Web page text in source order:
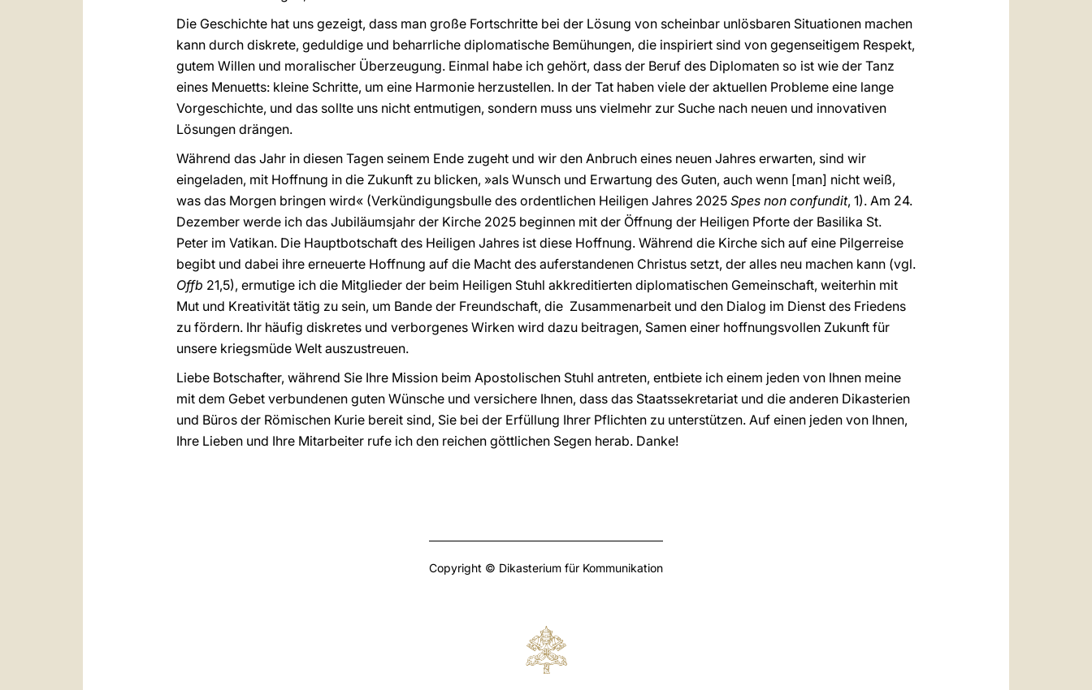
Die Geschichte hat uns gezeigt, dass man große Fortschritte bei der Lösung von scheinbar unlösbaren Situationen machen
kann durch diskrete, geduldige und beharrliche diplomatische Bemühungen, die inspiriert sind von gegenseitigem Respekt,
gutem Willen und moralischer Überzeugung. Einmal habe ich gehört, dass der Beruf des Diplomaten so ist wie der Tanz
eines Menuetts: kleine Schritte, um eine Harmonie herzustellen. In der Tat haben viele der aktuellen Probleme eine lange
Vorgeschichte, und das sollte uns nicht entmutigen, sondern muss uns vielmehr zur Suche nach neuen und innovativen
Lösungen drängen.
Während das Jahr in diesen Tagen seinem Ende zugeht und wir den Anbruch eines neuen Jahres erwarten, sind wir
eingeladen, mit Hoffnung in die Zukunft zu blicken, »als Wunsch und Erwartung des Guten, auch wenn [man] nicht weiß,
was das Morgen bringen wird« (Verkündigungsbulle des ordentlichen Heiligen Jahres 2025 Spes non confundit, 1). Am 24.
Dezember werde ich das Jubiläumsjahr der Kirche 2025 beginnen mit der Öffnung der Heiligen Pforte der Basilika St.
Peter im Vatikan. Die Hauptbotschaft des Heiligen Jahres ist diese Hoffnung. Während die Kirche sich auf eine Pilgerreise
begibt und dabei ihre erneuerte Hoffnung auf die Macht des auferstandenen Christus setzt, der alles neu machen kann (vgl.
Offb 21,5), ermutige ich die Mitglieder der beim Heiligen Stuhl akkreditierten diplomatischen Gemeinschaft, weiterhin mit
Mut und Kreativität tätig zu sein, um Bande der Freundschaft, die Zusammenarbeit und den Dialog im Dienst des Friedens
zu fördern. Ihr häufig diskretes und verborgenes Wirken wird dazu beitragen, Samen einer hoffnungsvollen Zukunft für
unsere kriegsmüde Welt auszustreuen.
Liebe Botschafter, während Sie Ihre Mission beim Apostolischen Stuhl antreten, entbiete ich einem jeden von Ihnen meine
mit dem Gebet verbundenen guten Wünsche und versichere Ihnen, dass das Staatssekretariat und die anderen Dikasterien
und Büros der Römischen Kurie bereit sind, Sie bei der Erfüllung Ihrer Pflichten zu unterstützen. Auf einen jeden von Ihnen,
Ihre Lieben und Ihre Mitarbeiter rufe ich den reichen göttlichen Segen herab. Danke!
Copyright © Dikasterium für Kommunikation